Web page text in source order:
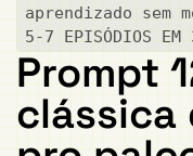
aprendizado sem
5-7 EPISÓDIOS EM
Prompt
clássica